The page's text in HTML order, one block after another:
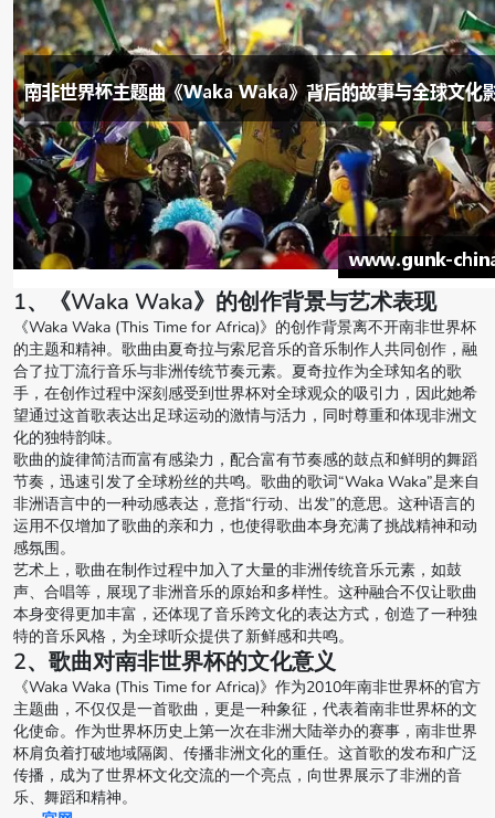
1、《Waka Waka》的创作背景与艺术表现
《Waka Waka (This Time for Africa)》的创作背景离不开南非世界杯
的主题和精神。歌曲由夏奇拉与索尼音乐的音乐制作人共同创作，融
合了拉丁流行音乐与非洲传统节奏元素。夏奇拉作为全球知名的歌
手，在创作过程中深刻感受到世界杯对全球观众的吸引力，因此她希
望通过这首歌表达出足球运动的激情与活力，同时尊重和体现非洲文
化的独特韵味。
歌曲的旋律简洁而富有感染力，配合富有节奏感的鼓点和鲜明的舞蹈
节奏，迅速引发了全球粉丝的共鸣。歌曲的歌词“Waka Waka”是来自
非洲语言中的一种动感表达，意指“行动、出发”的意思。这种语言的
运用不仅增加了歌曲的亲和力，也使得歌曲本身充满了挑战精神和动
感氛围。
艺术上，歌曲在制作过程中加入了大量的非洲传统音乐元素，如鼓
声、合唱等，展现了非洲音乐的原始和多样性。这种融合不仅让歌曲
本身变得更加丰富，还体现了音乐跨文化的表达方式，创造了一种独
特的音乐风格，为全球听众提供了新鲜感和共鸣。
2、歌曲对南非世界杯的文化意义
《Waka Waka (This Time for Africa)》作为2010年南非世界杯的官方
主题曲，不仅仅是一首歌曲，更是一种象征，代表着南非世界杯的文
化使命。作为世界杯历史上第一次在非洲大陆举办的赛事，南非世界
杯肩负着打破地域隔阂、传播非洲文化的重任。这首歌的发布和广泛
传播，成为了世界杯文化交流的一个亮点，向世界展示了非洲的音
乐、舞蹈和精神。